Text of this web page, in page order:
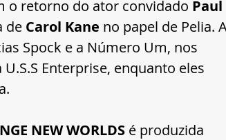
o retorno do ator convidado Paul
de Carol Kane no papel de Pelia.
Spock e a Número Um, nos
Enterprise, enquanto eles
NEW WORLDS é produzida